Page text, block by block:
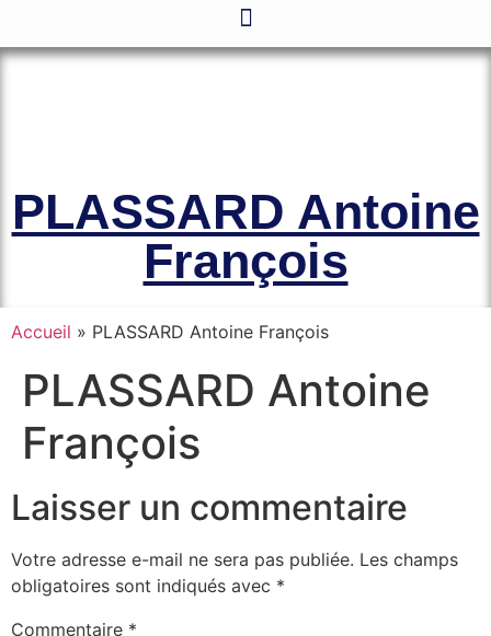
PLASSARD Antoine
François
Accueil » PLASSARD Antoine François
PLASSARD Antoine
François
Laisser un commentaire
Votre adresse e-mail ne sera pas publiée. Les champs
obligatoires sont indiqués avec *
Commentaire *